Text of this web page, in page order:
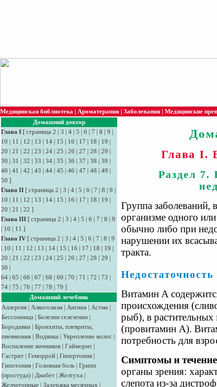
Медицинская библиотека | Ароматерапия | Заболевания | Медицинские
Домашний доктор
Глава I [ страница 2 | 3 | 4 | 5 | 6 | 7 | 8 | 9 |
10 | 11 | 12 | 13 | 14 | 15 | 16 | 17 | 18 | 19 |
20 | 21 | 22 | 23 | 24 | 25 | 26 | 27 | 28 | 29 |
30 | 31 | 32 | 33 | 34 | 35 | 36 | 37 | 38 | 39 |
40 | 41 | 42 | 43 | 44 | 45 | 46 | 47 | 48 | 49 |
50 ]
Глава II [ страница 2 | 3 | 4 | 5 | 6 | 7 | 8 | 9 |
10 | 11 | 12 | 13 | 14 | 15 | 16 | 17 | 18 | 19 |
20 | 21 | 22 ]
Глава III [ страница 2 | 3 | 4 | 5 | 6 | 7 | 8 | 9
| 10 | 11 ]
Глава IV [ страница 2 | 3 | 4 | 5 | 6 | 7 | 8 | 9
| 10 | 11 | 12 | 13 | 14 | 15 | 16 | 17 | 18 | 19 |
20 | 21 | 22 | 23 | 24 | 25 | 26 | 27 | 28 | 29 |
30 |
64 | 65 | 66 | 67 | 68 | 69 | 70 | 71 | 72 | 73 |
74 | 75 | 76 | 77 | 78 | 79 ]
Домашний лечебник
Аллергия | Алкоголизм | Ангина | Астма |
Бессонница | Болезни селезенки |
Бородавки | Бронхиты, плевриты,
пневмония | Водянка | Укрепление волос |
Воспаление яичников | Гайморит |
Гастрит | Геморрой | Гипертония |
Гипотония | Головная боль | Грипп
(простуда) | Диабет | Желтуха |
Желчегонные | Задержка месячных |
Глава I.
Раздел 7.
Группа заболеваний,
организме одного
обычно либо при
нарушении их
тракта.
Витамин А
происхождения
рыб), в растительных
(провитамин А).
потребность для
Симптомы и
органы зрения:
слепота из-за